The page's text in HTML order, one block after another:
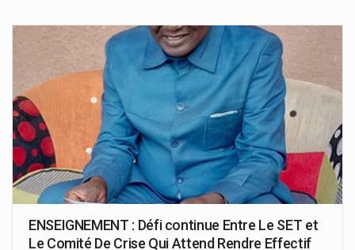
ENSEIGNEMENT : Défi continue Entre Le SET et
Le Comité De Crise Qui Attend Rendre Effectif